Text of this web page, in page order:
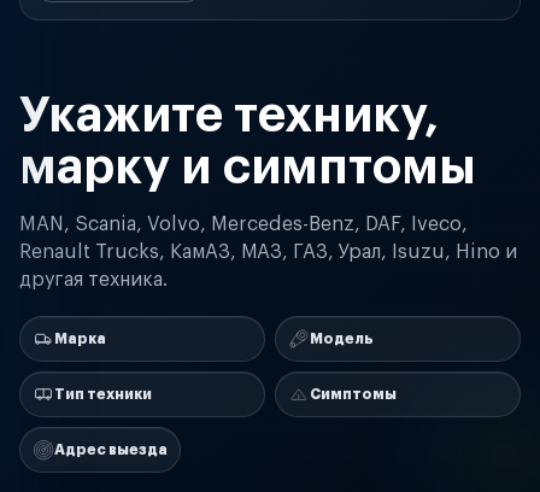
Укажите технику,
марку и симптомы
MAN, Scania, Volvo, Mercedes-Benz, DAF, Iveco,
Renault Trucks, КамАЗ, МАЗ, ГАЗ, Урал, Isuzu, Hino и
другая техника.
Марка Модель
Тип техники Симптомы
Адрес выезда